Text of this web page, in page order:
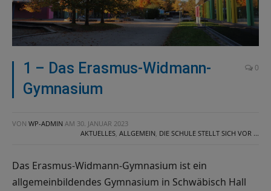
1 – Das Erasmus-Widmann-
Gymnasium
0
VON WP-ADMIN AM 30. JANUAR 2023
AKTUELLES, ALLGEMEIN, DIE SCHULE STELLT SICH VOR ...
Das Erasmus-Widmann-Gymnasium ist ein
allgemeinbildendes Gymnasium in Schwäbisch Hall